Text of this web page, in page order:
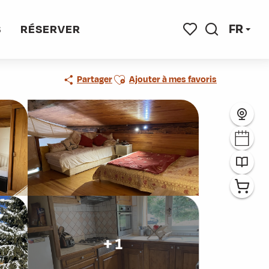
FR
RÉSERVER
PartagerAjouter aux favoris
Ajouter à mes favoris
+ 1